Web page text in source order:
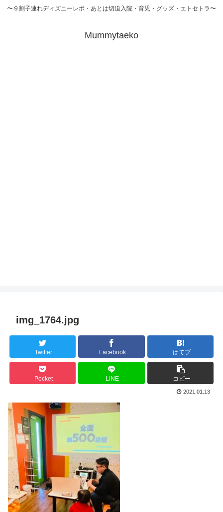
〜９割子連れディズニーレポ・あとは切迫入院・育児・グッズ・エトセトラ〜
Mummytaeko
img_1764.jpg
Twitter Facebook はてブ
Pocket LINE コピー
2021.01.13